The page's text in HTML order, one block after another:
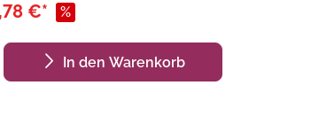
€* %
In den Warenkorb